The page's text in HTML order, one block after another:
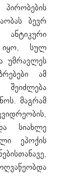
ბევრ
იყო, სულ
უმრავლეს
ამ
მაგრამ
სიახლე
ეპოქის